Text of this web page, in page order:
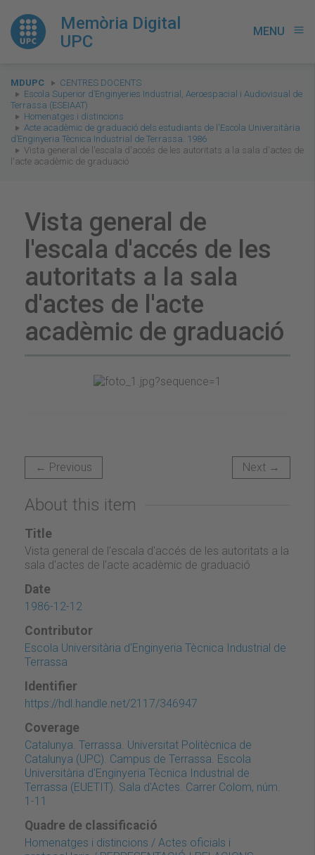
Memòria Digital
UPC
MENU menu
You
are
here:
MDUPC
CENTRES DOCENTS
Escola Superior d’Enginyeries Industrial, Aeroespacial i Audiovisual de
Terrassa (ESEIAAT)
Homenatges i distincions
Acte acadèmic de graduació dels estudiants de l'Escola Universitària
d’Enginyeria Tècnica Industrial de Terrassa. 1986
Vista general de l'escala d'accés de les autoritats a la sala d'actes de
l'acte acadèmic de graduació
Vista general de
l'escala d'accés de les
autoritats a la sala
d'actes de l'acte
acadèmic de graduació
← Previous Next →
About this item
Title
Vista general de l'escala d'accés de les autoritats a la
sala d'actes de l'acte acadèmic de graduació
Date
1986-12-12
Contributor
Escola Universitària d'Enginyeria Tècnica Industrial de
Terrassa
Identifier
https://hdl.handle.net/2117/346947
Coverage
Catalunya. Terrassa. Universitat Politècnica de
Catalunya (UPC). Campus de Terrassa. Escola
Universitària d'Enginyeria Tècnica Industrial de
Terrassa (EUETIT). Sala d'Actes. Carrer Colom, núm.
1-11
Quadre de classificació
Homenatges i distincions / Actes oficials i